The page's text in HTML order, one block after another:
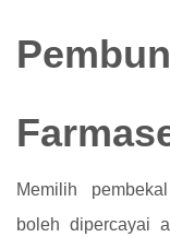
Memilih
boleh dipercayai